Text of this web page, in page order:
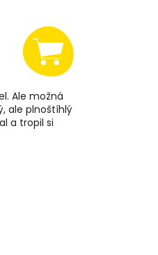
Ale možná
ale plnoštíhlý
a tropil si